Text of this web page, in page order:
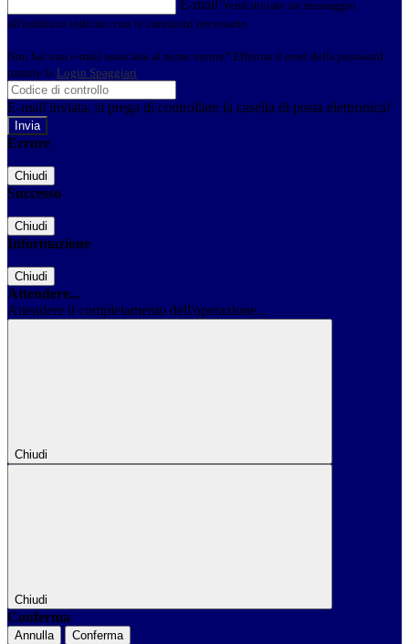
E-mail Verrà inviato un messaggio
all'indirizzo indicato con le istruzioni necessarie.
Non hai una e-mail associata al nome utente? Effettua il reset della password
tramite la Login Spaggiari
E-mail inviata, si prega di controllare la casella di posta elettronica!
Errore
Chiudi
Successo
Chiudi
Informazione
Chiudi
Attendere...
Attendere il completamento dell'operazione...
Chiudi
Chiudi
Conferma
Annulla Conferma